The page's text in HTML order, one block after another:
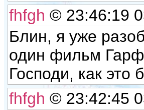
fhfgh © 23:46:19
Блин, я уже
один фильм
Господи, как это
fhfgh © 23:42:45